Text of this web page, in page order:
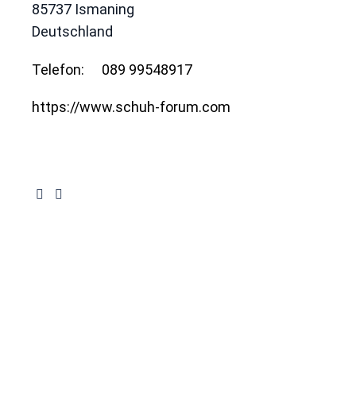
85737 Ismaning
Deutschland
Telefon: 089 99548917
https://www.schuh-forum.com